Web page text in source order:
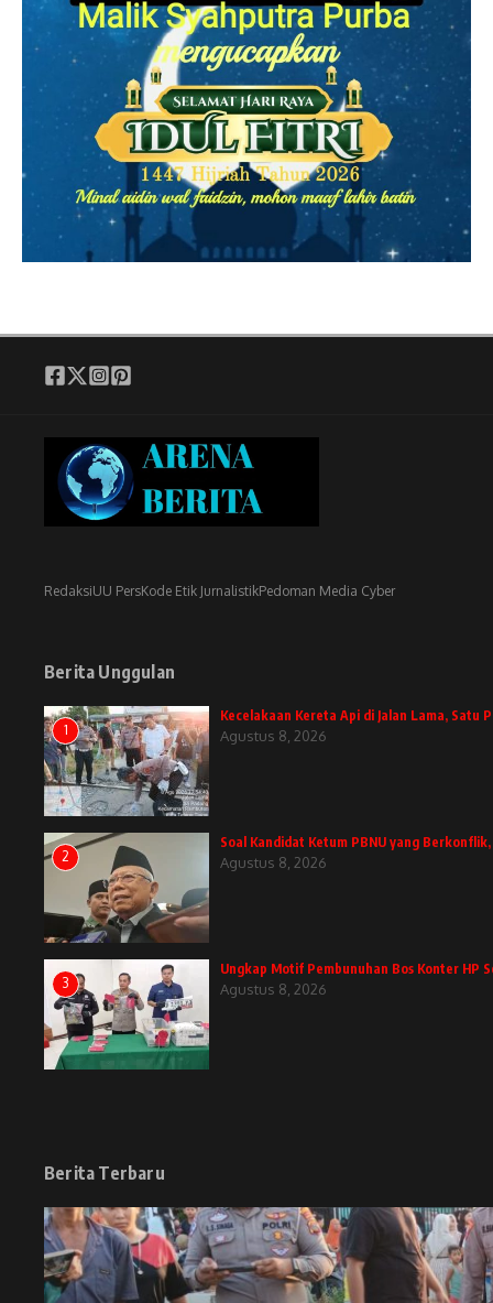
RedaksiUU PersKode Etik JurnalistikPedoman Media Cyber
Berita Unggulan
1
Kecelakaan Kereta Api di Jalan Lama, Satu
Agustus 8, 2026
2
Soal Kandidat Ketum PBNU yang
Agustus 8, 2026
3
Ungkap Motif Pembunuhan Bos Konter HP
Agustus 8, 2026
Berita Terbaru